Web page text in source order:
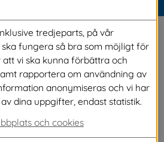
Meny
från
det dags igen för våra
och fatta beslut kring
tredjeparts, på vår
fungera så bra som möjligt för
vi ska kunna förbättra och
rapportera om användning av
anonymiseras och vi har
dina uppgifter, endast statistik.
och cookies